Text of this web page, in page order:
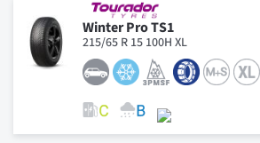
Winter Pro TS1
215/65 R 15 100H XL